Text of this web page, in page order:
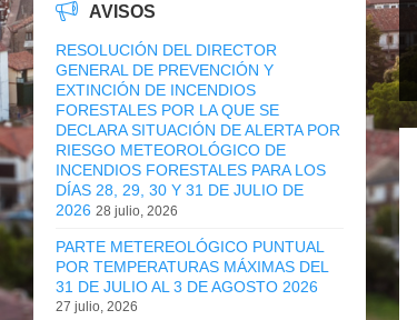
AVISOS
RESOLUCIÓN DEL DIRECTOR
GENERAL DE PREVENCIÓN Y
EXTINCIÓN DE INCENDIOS
FORESTALES POR LA QUE SE
DECLARA SITUACIÓN DE ALERTA POR
RIESGO METEOROLÓGICO DE
INCENDIOS FORESTALES PARA LOS
DÍAS 28, 29, 30 Y 31 DE JULIO DE
2026 28 julio, 2026
PARTE METEREOLÓGICO PUNTUAL
POR TEMPERATURAS MÁXIMAS DEL
31 DE JULIO AL 3 DE AGOSTO 2026
27 julio, 2026